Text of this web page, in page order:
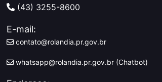
(43) 3255-8600
E-mail:
contato@rolandia.pr.gov.br
whatsapp@rolandia.pr.gov.br (Chatbot)